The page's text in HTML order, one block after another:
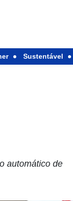
Sustentável
automático de